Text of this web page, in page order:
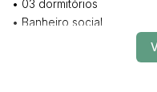
• 03 dormitórios
• Banheiro social